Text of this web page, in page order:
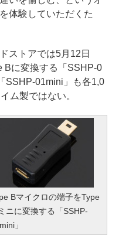
体験していただくた
ストアでは5月12日
Bに変換する「SSHP-0
SSHP-01mini」も各1,0
ム製ではない。
Bマイクロの端子をType
ニに変換する「SSHP-
」